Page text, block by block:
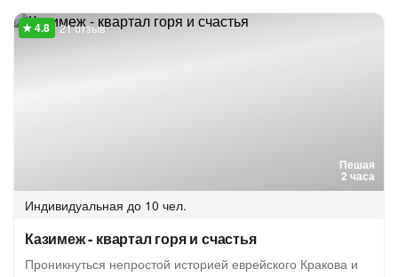
Пешая
2 часа
21 отзыв
Индивидуальная до 10 чел.
Казимеж - квартал горя и счастья
Проникнуться непростой историей еврейского Кракова и